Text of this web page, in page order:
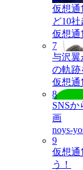
仮想通
ど10社
仮想通
7
与沢翼
の軌跡
仮想通
8
SNS
画
noys-
9
仮想通
う！